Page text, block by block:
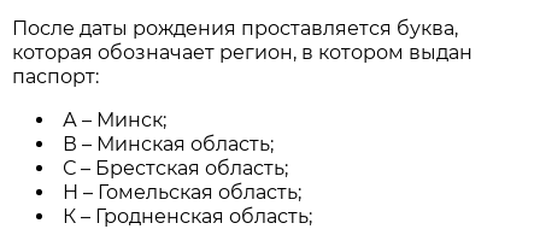
После даты рождения проставляется буква,
которая обозначает регион, в котором выдан
паспорт:
А – Минск;
В – Минская область;
С – Брестская область;
Н – Гомельская область;
К – Гродненская область;